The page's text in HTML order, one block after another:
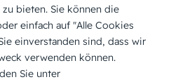
personalisieren
bieten. Sie können die
einfach auf "Alle Cookies
einverstanden sind, dass wir
verwenden können.
Sie unter